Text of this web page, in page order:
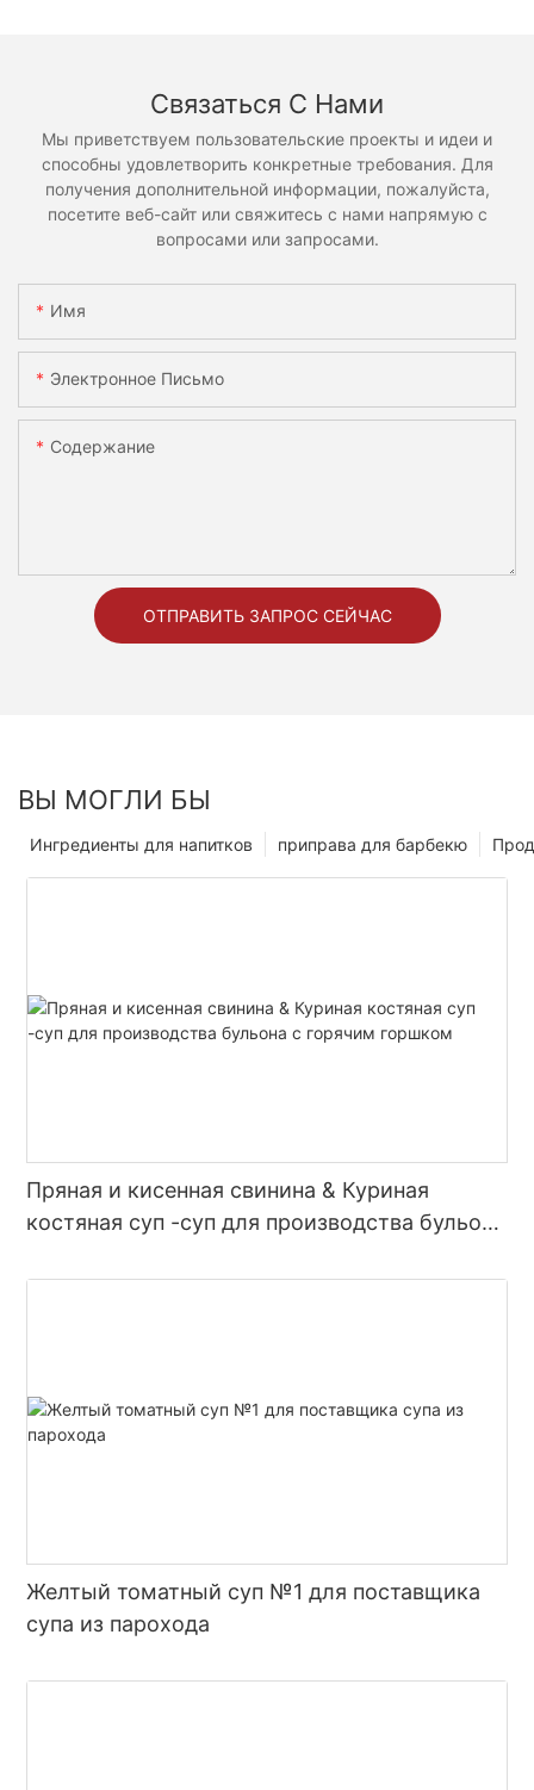
Связаться С Нами
Мы приветствуем пользовательские проекты и идеи и
способны удовлетворить конкретные требования. Для
получения дополнительной информации, пожалуйста,
посетите веб-сайт или свяжитесь с нами напрямую с
вопросами или запросами.
Имя
Электронное Письмо
Содержание
ОТПРАВИТЬ ЗАПРОС СЕЙЧАС
ВЫ МОГЛИ БЫ
приправа для барбекю
Ингредиенты для напитков
Пряная и кисенная свинина & Куриная
костяная суп -суп для производства бульона
Желтый томатный суп №1 для поставщика
супа из парохода